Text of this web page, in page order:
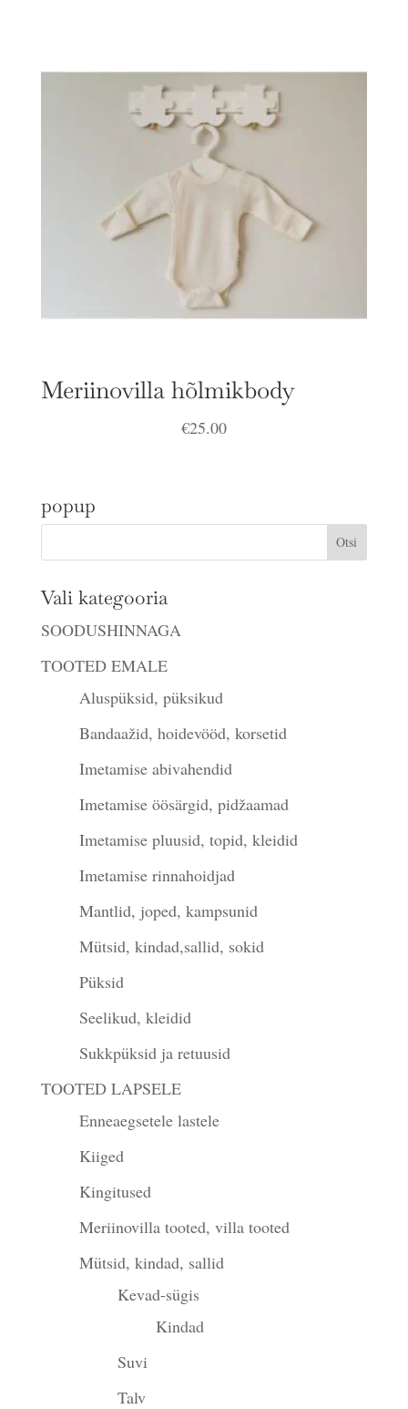
Meriinovilla hõlmikbody
€25.00
popup
Vali kategooria
SOODUSHINNAGA
TOOTED EMALE
Aluspüksid, püksikud
Bandaažid, hoidevööd, korsetid
Imetamise abivahendid
Imetamise öösärgid, pidžaamad
Imetamise pluusid, topid, kleidid
Imetamise rinnahoidjad
Mantlid, joped, kampsunid
Mütsid, kindad,sallid, sokid
Püksid
Seelikud, kleidid
Sukkpüksid ja retuusid
TOOTED LAPSELE
Enneaegsetele lastele
Kiiged
Kingitused
Meriinovilla tooted, villa tooted
Mütsid, kindad, sallid
Kevad-sügis
Kindad
Suvi
Talv